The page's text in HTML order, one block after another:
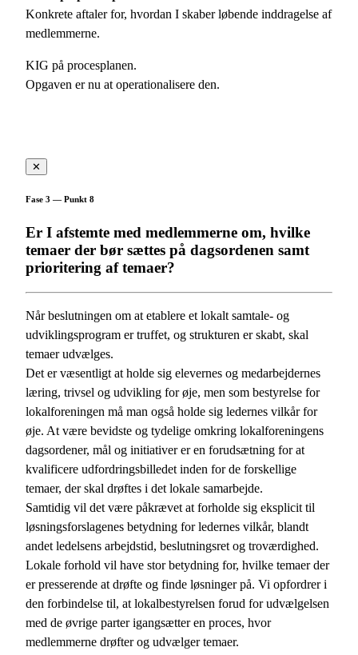
Konkrete aftaler for, hvordan I skaber løbende inddragelse af
medlemmerne.
KIG på procesplanen.
Opgaven er nu at operationalisere den.
✕
Fase 3 — Punkt 8
Er I afstemte med medlemmerne om, hvilke
temaer der bør sættes på dagsordenen samt
prioritering af temaer?
Når beslutningen om at etablere et lokalt samtale- og
udviklingsprogram er truffet, og strukturen er skabt, skal
temaer udvælges.
Det er væsentligt at holde sig elevernes og medarbejdernes
læring, trivsel og udvikling for øje, men som bestyrelse for
lokalforeningen må man også holde sig ledernes vilkår for
øje. At være bevidste og tydelige omkring lokalforeningens
dagsordener, mål og initiativer er en forudsætning for at
kvalificere udfordringsbilledet inden for de forskellige
temaer, der skal drøftes i det lokale samarbejde.
Samtidig vil det være påkrævet at forholde sig eksplicit til
løsningsforslagenes betydning for ledernes vilkår, blandt
andet ledelsens arbejdstid, beslutningsret og troværdighed.
Lokale forhold vil have stor betydning for, hvilke temaer der
er presserende at drøfte og finde løsninger på. Vi opfordrer i
den forbindelse til, at lokalbestyrelsen forud for udvælgelsen
med de øvrige parter igangsætter en proces, hvor
medlemmerne drøfter og udvælger temaer.